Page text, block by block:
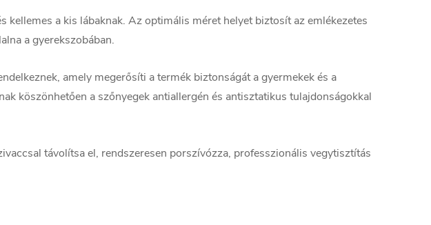
kellemes a kis lábaknak. Az optimális méret helyet biztosít az emlékezetes
a gyerekszobában.
amely megerősíti a termék biztonságát a gyermekek és a
köszönhetően a szőnyegek antiallergén és antisztatikus tulajdonságokkal
távolítsa el, rendszeresen porszívózza, professzionális vegytisztítás